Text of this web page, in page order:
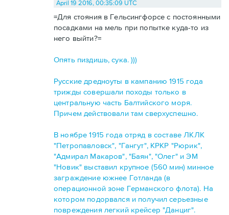
April 19 2016, 00:35:09 UTC
=Для стояния в Гельсингфорсе с постоянными
посадками на мель при попытке куда-то из
него выйти?=
Опять пиздишь, сука. )))
Русские дредноуты в кампанию 1915 года
трижды совершали походы только в
центральную часть Балтийского моря.
Причем действовали там сверхуспешно.
В ноябре 1915 года отряд в составе ЛКЛК
"Петропавловск", "Гангут", КРКР "Рюрик",
"Адмирал Макаров", "Баян", "Олег" и ЭМ
"Новик" выставил крупное (560 мин) минное
заграждение южнее Готланда (в
операционной зоне Германского флота). На
котором подорвался и получил серьезные
повреждения легкий крейсер "Данциг".